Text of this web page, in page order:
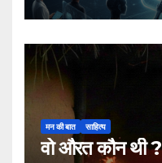
मन की बात साहित्य
वो औरत कौन थी ?